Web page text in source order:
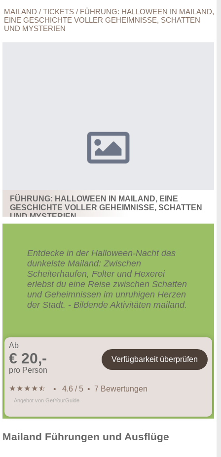
MAILAND / TICKETS/ FÜHRUNG: HALLOWEEN IN MAILAND,
EINE GESCHICHTE VOLLER GEHEIMNISSE, SCHATTEN
UND MYSTERIEN
FÜHRUNG: HALLOWEEN IN MAILAND, EINE
GESCHICHTE VOLLER GEHEIMNISSE, SCHATTEN
UND MYSTERIEN
Entdecke in der Halloween-Nacht das
dunkelste Mailand: Zwischen
Scheiterhaufen, Folter und Hexerei
erlebst du eine Reise zwischen Schatten
und Geheimnissen im unruhigen Herzen
der Stadt. - Bildende Aktivitäten mailand.
Ab
€ 20,-
pro Person
Verfügbarkeit überprüfen
★★★★★
☆ • 4.6 / 5 • 7 Bewertungen
Angebot von GetYourGuide
Mailand Führungen und Ausflüge